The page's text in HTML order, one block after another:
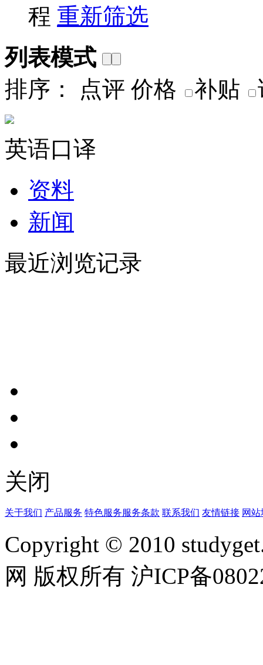
程 重新筛选
列表模式
排序：
点评 价格 补贴
英语口译
资料
新闻
最近浏览记录
关闭
关于我们 产品服务 特色服务服务条款 联系我们 友情链接 网
Copyright © 2010
网 版权所有 沪ICP备